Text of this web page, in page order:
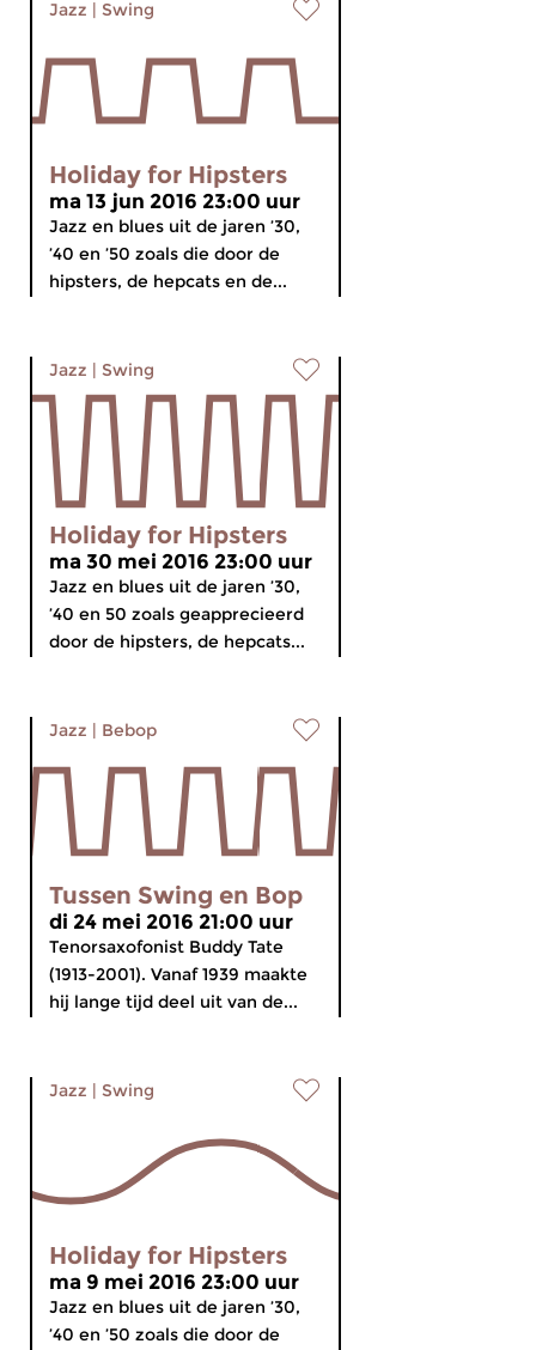
Jazz | Swing
Holiday for Hipsters
ma 13 jun 2016 23:00 uur
Jazz en blues uit de jaren ’30,
’40 en ’50 zoals die door de
hipsters, de hepcats en de...
Jazz | Swing
Holiday for Hipsters
ma 30 mei 2016 23:00 uur
Jazz en blues uit de jaren ’30,
’40 en 50 zoals geapprecieerd
door de hipsters, de hepcats...
Jazz | Bebop
Tussen Swing en Bop
di 24 mei 2016 21:00 uur
Tenorsaxofonist Buddy Tate
(1913-2001). Vanaf 1939 maakte
hij lange tijd deel uit van de...
Jazz | Swing
Holiday for Hipsters
ma 9 mei 2016 23:00 uur
Jazz en blues uit de jaren ’30,
’40 en ’50 zoals die door de